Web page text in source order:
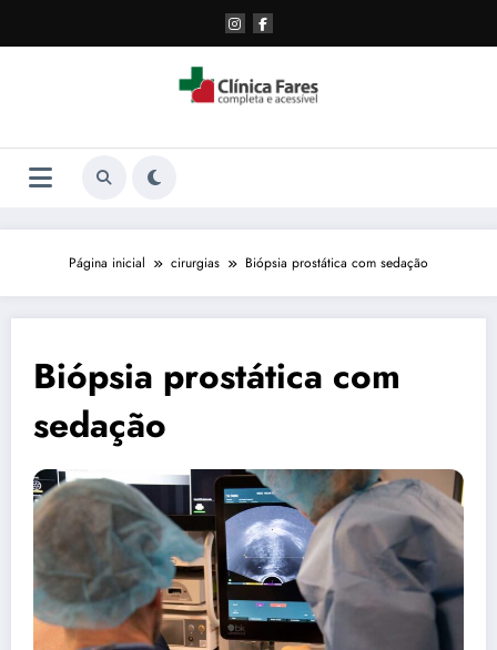
o
Página inicial cirurgias Biópsia prostática com sedação
Biópsia prostática com
sedação